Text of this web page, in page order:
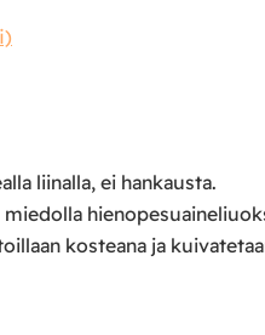
liinalla, ei hankausta.
kosteana ja